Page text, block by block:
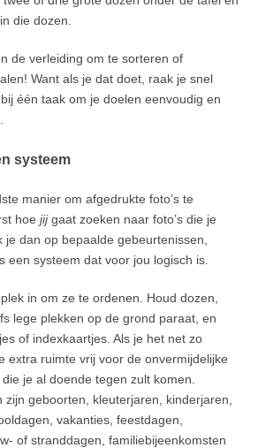
die dozen.
de verleiding om te sorteren of
Want als je dat doet, raak je snel
één taak om je doelen eenvoudig en
systeem
manier om afgedrukte foto’s te
hoe jijgaat zoeken naar foto’s die je
je dan op bepaalde gebeurtenissen,
een systeem dat voor jou logisch is.
in om ze te ordenen. Houd dozen,
lege plekken op de grond paraat, en
of indexkaartjes. Als je het net zo
extra ruimte vrij voor de onvermijdelijke
je al doende tegen zult komen.
zijn geboorten, kleuterjaren, kinderjaren,
vakanties, feestdagen,
of stranddagen, familiebijeenkomsten